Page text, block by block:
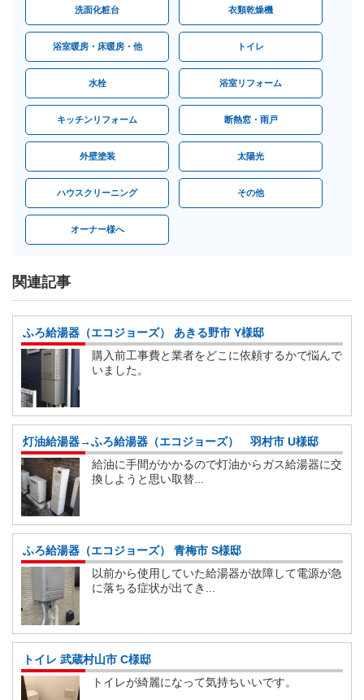
洗面化粧台 衣類乾燥機
浴室暖房・床暖房・他 トイレ
水栓 浴室リフォーム
キッチンリフォーム 断熱窓・雨戸
外壁塗装 太陽光
ハウスクリーニング その他
オーナー様へ
関連記事
ふろ給湯器（エコジョーズ） あきる野市 Y様邸
購入前工事費と業者をどこに依頼するかで悩んで
いました。
灯油給湯器→ふろ給湯器（エコジョーズ） 羽村市 U様邸
給油に手間がかかるので灯油からガス給湯器に交
換しようと思い取替...
ふろ給湯器（エコジョーズ） 青梅市 S様邸
以前から使用していた給湯器が故障して電源が急
に落ちる症状が出てき...
トイレ 武蔵村山市 C様邸
トイレが綺麗になって気持ちいいです。